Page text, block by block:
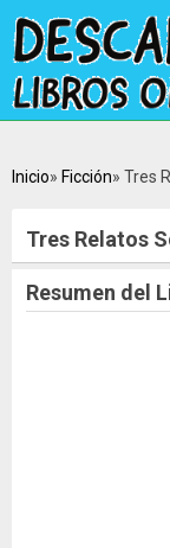
Inicio Ficción Tres
Tres Relatos
Resumen del